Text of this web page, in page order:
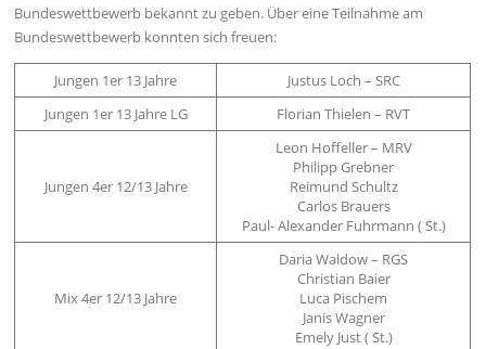
Bundeswettbewerb bekannt zu geben. Über eine Teilnahme am
Bundeswettbewerb konnten sich freuen:
Jungen 1er 13 Jahre
Justus Loch – SRC
Jungen 1er 13 Jahre LG
Florian Thielen – RVT
Jungen 4er 12/13 Jahre
Leon Hoffeller – MRV
Philipp Grebner
Reimund Schultz
Carlos Brauers
Paul- Alexander Fuhrmann ( St.)
Mix 4er 12/13 Jahre
Daria Waldow – RGS
Christian Baier
Luca Pischem
Janis Wagner
Emely Just ( St.)